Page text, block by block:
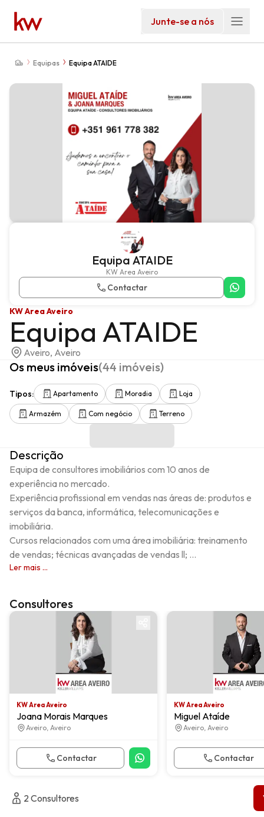
Junte-se a nós
Equipas Equipa ATAIDE
Equipa ATAIDE
KW Area Aveiro
Contactar
KW Area Aveiro
Equipa ATAIDE
Aveiro, Aveiro
Os meus imóveis(44 imóveis)
Tipos: Apartamento Moradia Loja
Armazém Com negócio Terreno
Descrição
Equipa de consultores imobiliários com 10 anos de
experiência no mercado.
Experiência profissional em vendas nas áreas de: produtos e
serviços da banca, informática, telecomunicações e
imobiliária.
Cursos relacionados com uma área imobiliária: treinamento
de vendas; técnicas avançadas de vendas ll; ...
Ler mais ...
Consultores
KW Area Aveiro
KW Area Aveiro
Joana Morais Marques
Aveiro, Aveiro
Contactar
KW Area Aveiro
KW Area Aveiro
Miguel Ataíde
Aveiro, Aveiro
Contactar
2Consultores